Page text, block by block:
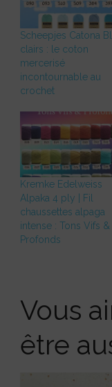
Scheepjes Catona
clairs : le coton
mercerisé
incontournable au
crochet
Kremke Edelweiss
Alpaka 4 ply | Fil
chaussettes alpaga
intense : Tons Vifs &
Profonds
Vous
être